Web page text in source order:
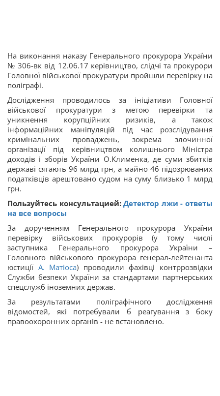
На виконання наказу Генерального прокурора України
№ 306-вк від 12.06.17 керівництво, слідчі та прокурори
Головної військової прокуратури пройшли перевірку на
поліграфі.
Дослідження проводилось за ініціативи Головної
військової прокуратури з метою перевірки та
уникнення корупційних ризиків, а також
інформаційних маніпуляцій під час розслідування
кримінальних проваджень, зокрема злочинної
організації під керівництвом колишнього Міністра
доходів і зборів України О.Клименка, де суми збитків
державі сягають 96 млрд грн, а майно 46 підозрюваних
податківців арештовано судом на суму близько 1 млрд
грн.
Пользуйтесь консультацией:Детектор лжи - ответы
на все вопросы
За дорученням Генерального прокурора України
перевірку військових прокурорів (у тому числі
заступника Генерального прокурора України –
Головного військового прокурора генерал-лейтенанта
юстиції А. Матіоса) проводили фахівці контррозвідки
Служби безпеки України за стандартами партнерських
спецслужб іноземних держав.
За результатами поліграфічного дослідження
відомостей, які потребували б реагування з боку
правоохоронних органів - не встановлено.